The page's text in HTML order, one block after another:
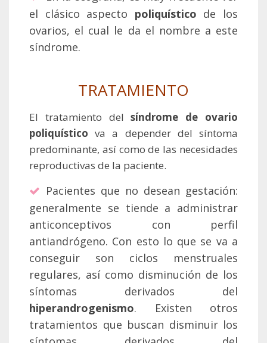
el clásico aspecto poliquístico de los
ovarios, el cual le da el nombre a este
síndrome.
TRATAMIENTO
El tratamiento delsíndrome de ovario
poliquístico va a depender del síntoma
predominante, así como de las necesidades
reproductivas de la paciente.
Pacientes que no desean gestación:
generalmente se tiende a administrar
anticonceptivos con perfil
antiandrógeno. Con esto lo que se va a
conseguir son ciclos menstruales
regulares, así como disminución de los
síntomas derivados del
hiperandrogenismo. Existen otros
tratamientos que buscan disminuir los